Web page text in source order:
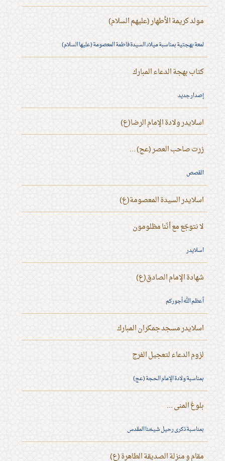
مولد كريمة الأطهار (عليهم السلام)
لمعة بهجتية بمناسبة ميلاد السيدة فاطمة المعصومة (عليها السلام)
كتاب بهجة الدعاء المبارك
إصدار جديد
اسلايدر ولادة الإمام الرضا(ع)
زرت صاحب العصر (عج) ...
القصص
اسلايدر السيدة المعصومة(ع)
لا نتوجّع مع أنّنا مظلومون
اسلايدر
شهادة الإمام الصادق(ع)
أعظم الله أجوركم
اسلايدر مسجد جمكران المبارك
لزوم الدعاء لتعجيل الفرج
بمناسبة ولادة الإمام الحجة (عج)
بلوغ المنى ...
بمناسبة ذكرى رحيل شيخنا المقدس
مقام و منزلة الصديقة الطاهرة (ع)